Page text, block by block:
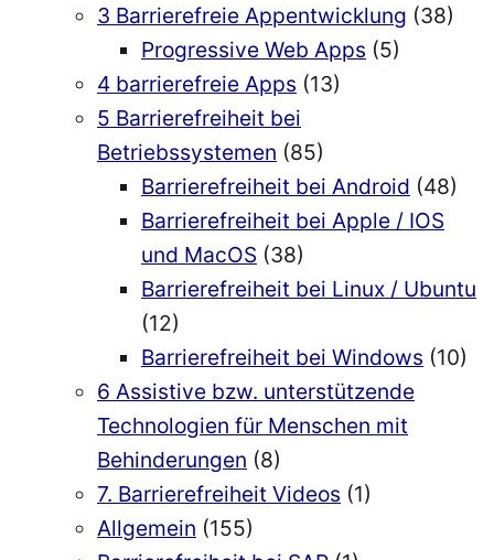
3 Barrierefreie Appentwicklung (38)
Progressive Web Apps (5)
4 barrierefreie Apps (13)
5 Barrierefreiheit bei
Betriebssystemen (85)
Barrierefreiheit bei Android (48)
Barrierefreiheit bei Apple / IOS
und MacOS (38)
Barrierefreiheit bei Linux / Ubuntu
(12)
Barrierefreiheit bei Windows (10)
6 Assistive bzw. unterstützende
Technologien für Menschen mit
Behinderungen (8)
7. Barrierefreiheit Videos (1)
Allgemein (155)